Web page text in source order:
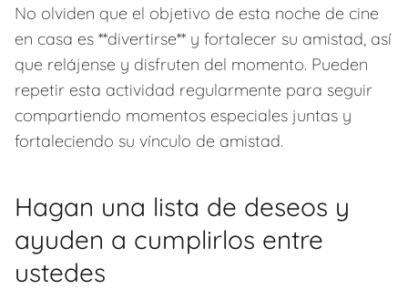
No olviden que el objetivo de esta noche de cine
en casa es **divertirse** y fortalecer su amistad, así
que relájense y disfruten del momento. Pueden
repetir esta actividad regularmente para seguir
compartiendo momentos especiales juntas y
fortaleciendo su vínculo de amistad.
Hagan una lista de deseos y
ayuden a cumplirlos entre
ustedes